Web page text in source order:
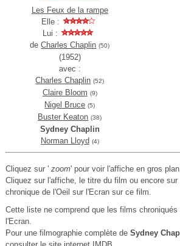
Les Feux de la rampe
Elle :
Lui :
deCharles Chaplin (50)
(1952)
avec :
Charles Chaplin (52)
Claire Bloom (9)
Nigel Bruce (5)
Buster Keaton (38)
Sydney Chaplin
Norman Lloyd (4)
Cliquez sur ' zoom' pour voir l'affiche en gros
Cliquez sur l'affiche, le titre du film ou encore
chronique de l'Oeil sur l'Ecran sur ce film.
Cette liste ne comprend que les films
l'Ecran.
Pour une filmographie complète de Sydney